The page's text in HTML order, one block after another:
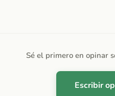
Sé el primero en opinar
Escribir